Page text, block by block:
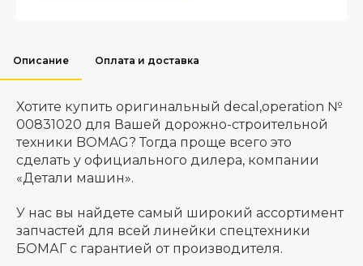
Описание Оплата и доставка
Хотите купить оригинальный decal,operation №
00831020 для Вашей дорожно-строительной
техники BOMAG? Тогда проще всего это
сделать у официального дилера, компании
«Детали машин».
У нас вы найдете самый широкий ассортимент
запчастей для всей линейки спецтехники
БОМАГ с гарантией от производителя.